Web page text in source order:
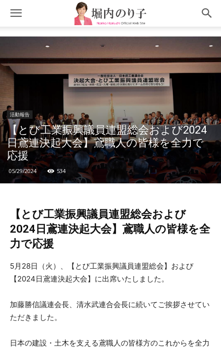
活動報告
【とび工業振興議員連盟総会および2024
日鳶連決起大会】鳶職人の皆様を全力で
応援
05/29/2024 534
【とび工業振興議員連盟総会および
2024日鳶連決起大会】鳶職人の皆様を全
力で応援
5月28日（火）、【とび工業振興議員連盟総会】および
【2024日鳶連決起大会】に出席いたしました。
加藤勝信議連会長、清水武連合会長に続いてご挨拶させてい
ただきました。
日本の建設・土木を支える鳶職人の皆様方のこれからを全力